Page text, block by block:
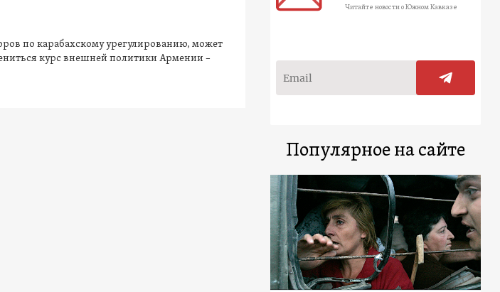
по карабахскому урегулированию, может
курс внешней политики Армении –
Читайте новости о Южном Кавказе
Популярное на сайте